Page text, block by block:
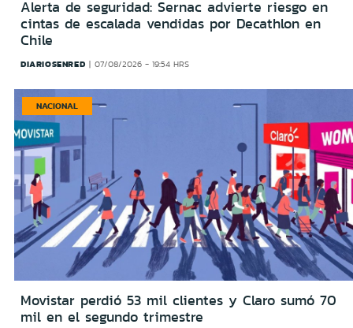
Alerta de seguridad: Sernac advierte riesgo en
cintas de escalada vendidas por Decathlon en
Chile
DIARIOSENRED 07/08/2026 - 19:54 HRS
NACIONAL
Movistar perdió 53 mil clientes y Claro sumó 70
mil en el segundo trimestre